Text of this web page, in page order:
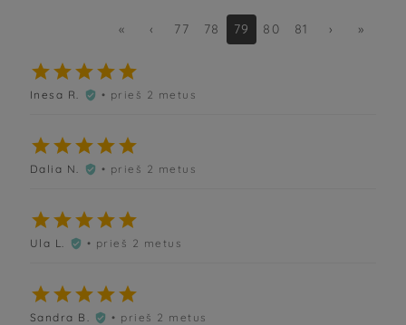
« ‹ 77 78 79 80 81 › »

Inesa R.  • prieš 2 metus

Dalia N.  • prieš 2 metus

Ula L.  • prieš 2 metus

Sandra B.  • prieš 2 metus